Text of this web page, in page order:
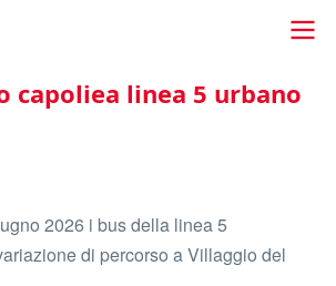
capoliea linea 5 urbano
2026 i bus della linea 5
di percorso a Villaggio del